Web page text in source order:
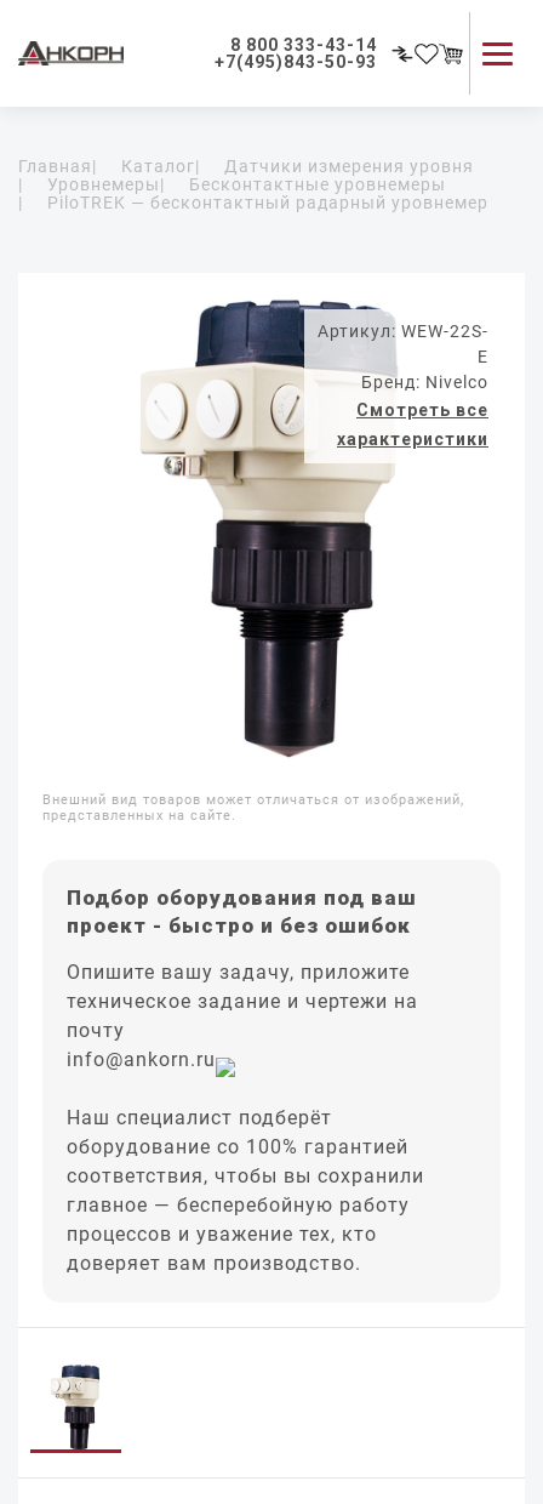
8 800 333-43-14
+7(495)843-50-93
Применение приборов
Как мы работаем
Главная| Каталог|
Датчики измерения уровня
|
Уровнемеры|
Бесконтактные уровнемеры
|
PiloTREK — бесконтактный радарный уровнемер
Артикул: WEW-22S-
E
Бренд: Nivelco
Смотреть все
характеристики
Внешний вид товаров может отличаться от изображений,
представленных на сайте.
Подбор оборудования под ваш
проект - быстро и без ошибок
Опишите вашу задачу, приложите
техническое задание и чертежи на
почту
info@ankorn.ru
Наш специалист подберёт
оборудование со 100% гарантией
соответствия, чтобы вы сохранили
главное — бесперебойную работу
процессов и уважение тех, кто
доверяет вам производство.